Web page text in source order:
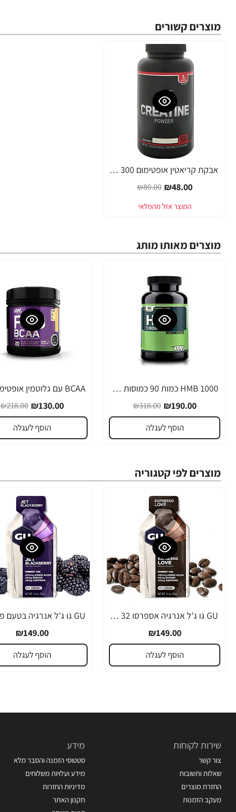
מוצרים קשורים
-40%
אבקת קריאטין אופטימום 300 גרם מבית Optimum Nutrition
₪48.00
₪80.00
מוצרים מאותו מותג
-40%
1000 HMB כמות 90 כמוסות מבית Optimum Nutrition
₪190.00
₪318.00
הוסף לעגלה
-40%
₪130.00
₪218.00
הוסף לעגלה
מוצרים לפי קטגוריה
GU גו ג'ל אנרגיה אספרסו 32 גרם - 24 יחידות
₪149.00
הוסף לעגלה
₪149.00
הוסף לעגלה
שירות לקוחות
צור קשר
שאלות ותשובות
החזרת מוצרים
מעקב הזמנות
מידע
סטטוסי הזמנה והסבר מלא
מידע ועלויות משלוחים
מדיניות החזרות
תקנון האתר